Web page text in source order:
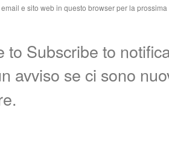
e sito web in questo browser per la
to Subscribe to
avviso se ci sono